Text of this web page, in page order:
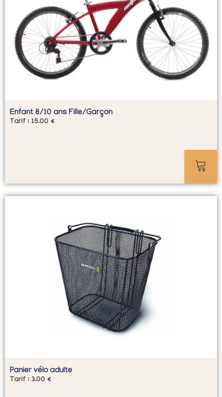
Enfant 8/10 ans Fille/Garçon
Tarif : 15.00 €
Panier vélo adulte
Tarif : 3.00 €